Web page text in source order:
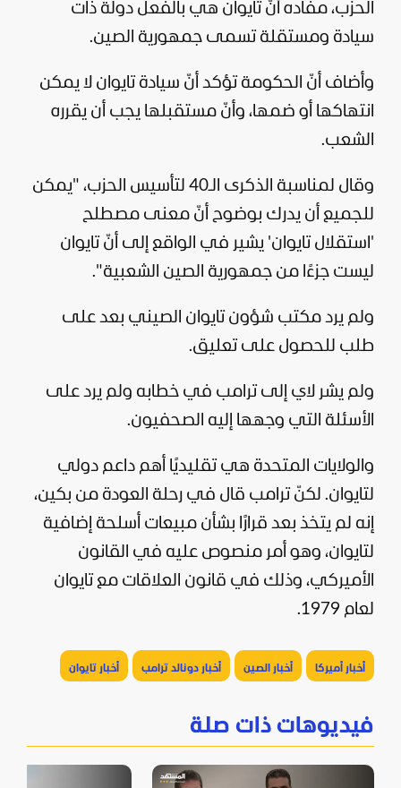
الحزب، مفاده أنّ تايوان هي بالفعل دولة ذات
سيادة ومستقلة تسمى جمهورية الصين.
وأضاف أنّ الحكومة تؤكد أنّ سيادة تايوان لا يمكن
انتهاكها أو ضمها، وأنّ مستقبلها يجب أن يقرره
الشعب.
وقال لمناسبة الذكرى الـ40 لتأسيس الحزب، "يمكن
للجميع أن يدرك بوضوح أنّ معنى مصطلح
'استقلال تايوان' يشير في الواقع إلى أنّ تايوان
ليست جزءًا من جمهورية الصين الشعبية".
ولم يرد مكتب شؤون تايوان الصيني بعد على
طلب للحصول على تعليق.
ولم يشر لاي إلى ترامب في خطابه ولم يرد على
الأسئلة التي وجهها إليه الصحفيون.
والولايات المتحدة هي تقليديًا أهم داعم دولي
لتايوان. لكنّ ترامب قال في رحلة العودة من بكين،
إنه لم يتخذ بعد قرارًا بشأن مبيعات أسلحة إضافية
لتايوان، وهو أمر منصوص عليه في القانون
الأميركي، وذلك في قانون العلاقات مع تايوان
لعام 1979.
أخبار أميركا أخبار الصين أخبار دونالد ترامب أخبار تايوان
فيديوهات ذات صلة